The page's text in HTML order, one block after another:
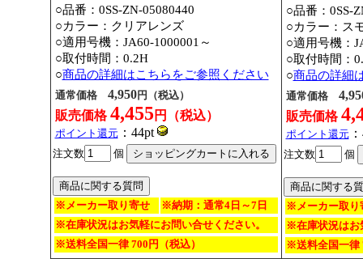
○品番：0SS-ZN-05080440
○カラー：クリアレンズ
○適用号機：JA60-1000001～
○取付時間：0.2H
○商品の詳細はこちらをご参照ください
通常価格 4,950円（税込）
販売価格4,455円（税込）
ポイント還元：44pt
注文数 個
※メーカー取り寄せ
※納期：通常4日～7日
※在庫状況はお気軽にお問い合せください。
※送料全国一律 700円（税込）
○品番：0SS-
○カラー：ス
○適用号機：
○取付時間：
○商品の詳細
通常価格
販売価格
ポイント還元
注文数 個
※メーカー取り
※在庫状況はお
※送料全国一律